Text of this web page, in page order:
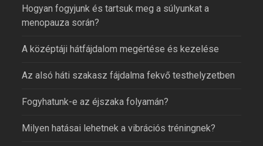
Hogyan fogyjunk és tartsuk meg a súlyunkat a
menopauza során?
A középtáji hátfájdalom megértése és kezelése
Az alsó háti szakasz fájdalma fekvő testhelyzetben
Fogyhatunk-e az éjszaka folyamán?
Milyen hatásai lehetnek a vibrációs tréningnek?